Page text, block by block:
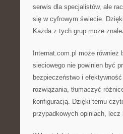
serwis dla specjalistów, ale
się w cyfrowym świecie.
Każda z tych grup może
Internat.com.pl może
sieciowego nie powinien być
bezpieczeństwo i
rozwiązania, tłumaczyć
konfiguracją. Dzięki temu
przypadkowych opiniach,